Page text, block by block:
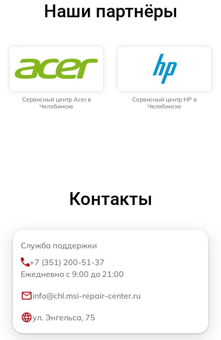
Наши партнёры
Сервисный центр Acer в
Челябинске
Сервисный центр HP в
Челябинске
Контакты
Служба поддержки
+7 (351) 200-51-37
Ежедневно с 9:00 до 21:00
info@chl.msi-repair-center.ru
ул. Энгельса, 75